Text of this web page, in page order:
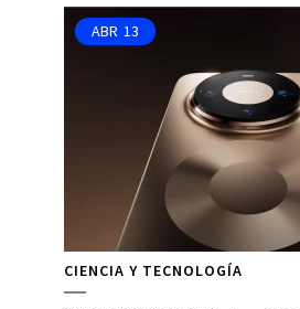
ABR 13
CIENCIA Y TECNOLOGÍA